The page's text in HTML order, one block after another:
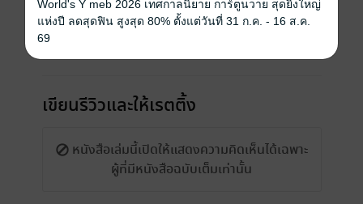
เขียนรีวิวและให้เรตติ้ง
หนังสือเล่มนี้เปิดให้แสดงความคิดเห็นได้เฉพาะ
ผู้ที่มีหนังสือฉบับเต็มเท่านั้น
World's Y meb 2026 เทศกาลนิยาย การ์ตูนวาย สุดยิ่งใหญ่
แห่งปี ลดสุดฟิน สูงสุด 80% ตั้งแต่วันที่ 31 ก.ค. - 16 ส.ค.
69